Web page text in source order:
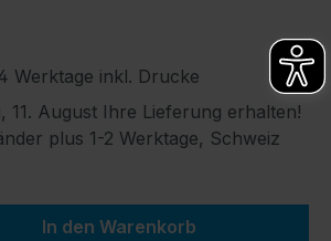
Werktage inkl. Drucke
11. August Ihre Lieferung erhalten!
plus 1-2 Werktage, Schweiz
gewünschten Wert
In den Warenkorb